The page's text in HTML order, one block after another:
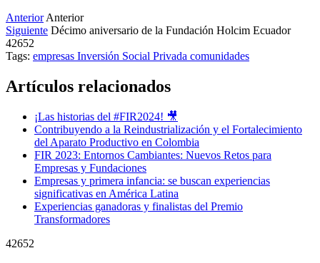
Anterior Anterior
Siguiente Décimo aniversario de la Fundación Holcim Ecuador
42652
Tags: empresas Inversión Social Privada comunidades
Artículos relacionados
¡Las historias del #FIR2024! 🎥
Contribuyendo a la Reindustrialización y el Fortalecimiento
del Aparato Productivo en Colombia
FIR 2023: Entornos Cambiantes: Nuevos Retos para
Empresas y Fundaciones
Empresas y primera infancia: se buscan experiencias
significativas en América Latina
Experiencias ganadoras y finalistas del Premio
Transformadores
42652